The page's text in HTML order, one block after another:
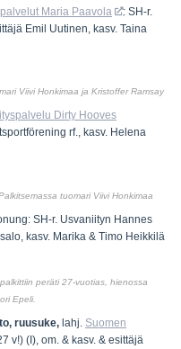
Maria Paavola
: SH-r.
Emil Uutinen, kasv. Taina
Viivi Honkimaa ja Kristoffer Ramsay
Dirty Hooves
rf., kasv. Helena
tuomari Viivi Honkimaa
SH-r. Usvaniityn Hannes
kasv. Marika & Timo Heikkilä
peräti 27-vuotias, hienossa
Epeli.
ruusuke, lahj. Suomen
v!) (I), om. & kasv. & esittäjä